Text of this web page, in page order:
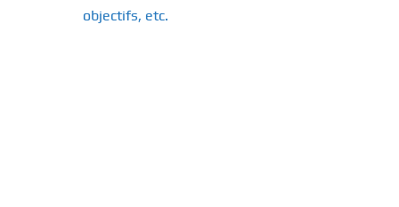
objectifs, etc.